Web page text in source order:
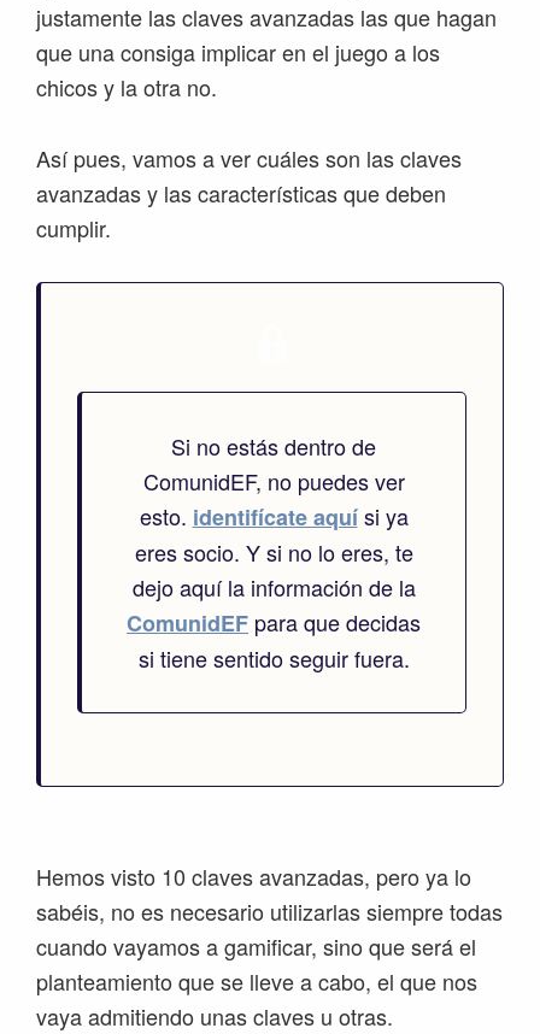
justamente las claves avanzadas las que hagan
que una consiga implicar en el juego a los
chicos y la otra no.
Así pues, vamos a ver cuáles son las claves
avanzadas y las características que deben
cumplir.
Si no estás dentro de
ComunidEF, no puedes ver
esto. identifícate aquísi ya
eres socio. Y si no lo eres, te
dejo aquí la información de la
ComunidEF para que decidas
si tiene sentido seguir fuera.
Hemos visto 10 claves avanzadas, pero ya lo
sabéis, no es necesario utilizarlas siempre todas
cuando vayamos a gamificar, sino que será el
planteamiento que se lleve a cabo, el que nos
vaya admitiendo unas claves u otras.